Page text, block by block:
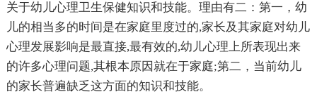
关于幼儿心理卫生保健知识和技能。理由有二：第一，幼
儿的相当多的时间是在家庭里度过的,家长及其家庭对幼儿
心理发展影响是最直接,最有效的,幼儿心理上所表现出来
的许多心理问题,其根本原因就在于家庭;第二，当前幼儿
的家长普遍缺乏这方面的知识和技能。